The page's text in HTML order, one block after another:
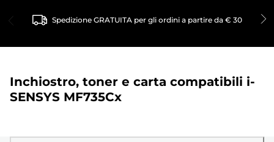
Spedizione GRATUITA per gli ordini a partire da € 30
Inchiostro, toner e carta compatibili i-
SENSYS MF735Cx